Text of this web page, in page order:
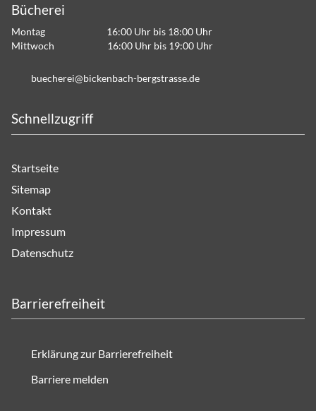
Bücherei
Montag 16:00 Uhr bis 18:00 Uhr
Mittwoch 16:00 Uhr bis 19:00 Uhr
b ch r b ck nb ch-b rgstr ss d
Schnellzugriff
Startseite
Sitemap
Kontakt
Impressum
Datenschutz
Barrierefreiheit
Erklärung zur Barrierefreiheit
Barriere melden